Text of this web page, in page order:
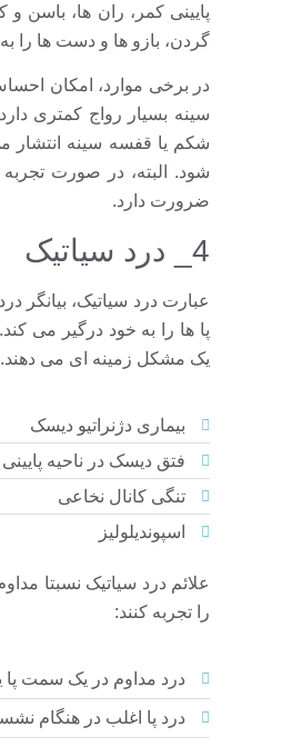
پایینی کمر، ران ها، باسن
گردن، بازو ها و دست ها را
در برخی موارد، امکان
سینه بسیار رواج کمتری
شکم یا قفسه سینه انتشار
شود. البته، در صورت
ضرورت دارد.
4_ درد سیاتیک
عبارت درد سیاتیک، بیانگر
پا ها را به خود درگیر می
یک مشکل زمینه ای می
بیماری دژنراتیو دیسک
فتق دیسک در ناحیه
تنگی کانال نخاعی
اسپوندیلولیز
علائم درد سیاتیک نسبتا
را تجربه کنند:
درد مداوم در یک سمت پا
درد پا اغلب در هنگام